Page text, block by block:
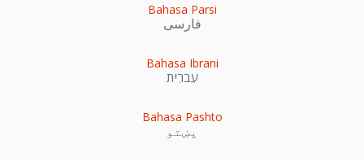
Bahasa Parsi
فارسی
Bahasa Ibrani
עִברִית
Bahasa Pashto
پښتو